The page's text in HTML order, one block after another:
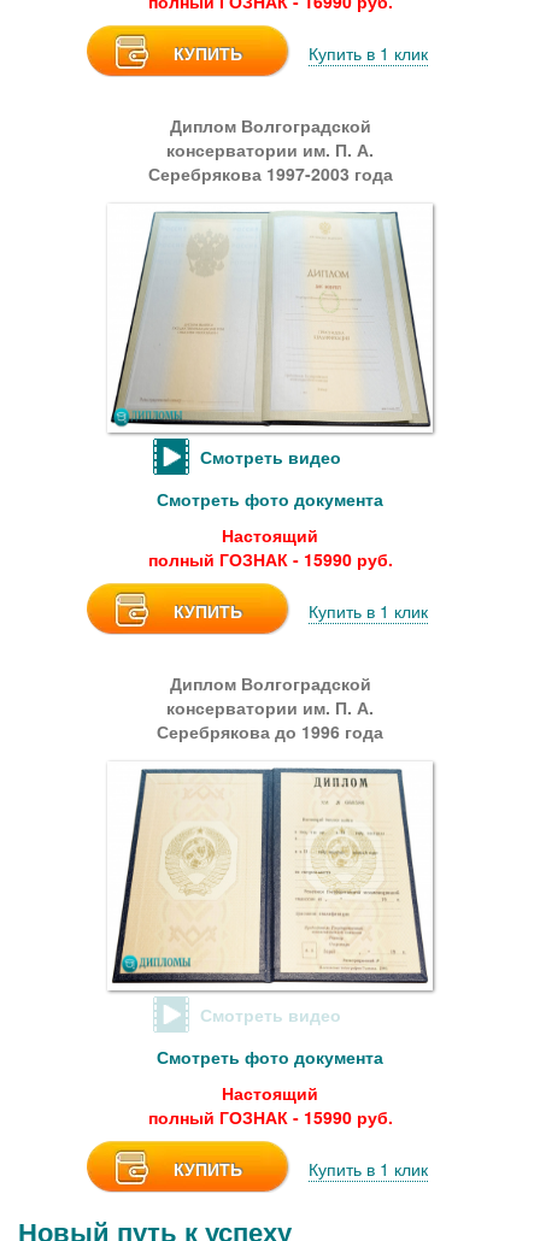
КУПИТЬ Купить в 1 клик
Диплом Волгоградской
консерватории им. П. А.
Серебрякова 1997-2003 года
Смотреть видео
Смотреть фото документа
Настоящий
полный ГОЗНАК - 15990 руб.
КУПИТЬ Купить в 1 клик
Диплом Волгоградской
консерватории им. П. А.
Серебрякова до 1996 года
Смотреть видео
Смотреть фото документа
Настоящий
полный ГОЗНАК - 15990 руб.
КУПИТЬ Купить в 1 клик
Новый путь к успеху